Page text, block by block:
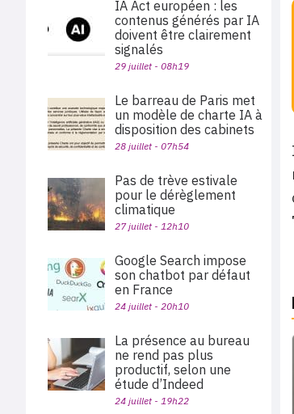
IA Act européen : les
contenus générés par IA
doivent être clairement
signalés
29 juillet - 08h19
Le barreau de Paris met
un modèle de charte IA à
disposition des cabinets
28 juillet - 07h54
Pas de trève estivale
pour le dérèglement
climatique
27 juillet - 12h10
Google Search impose
son chatbot par défaut
en France
24 juillet - 20h10
La présence au bureau
ne rend pas plus
productif, selon une
étude d’Indeed
24 juillet - 19h22